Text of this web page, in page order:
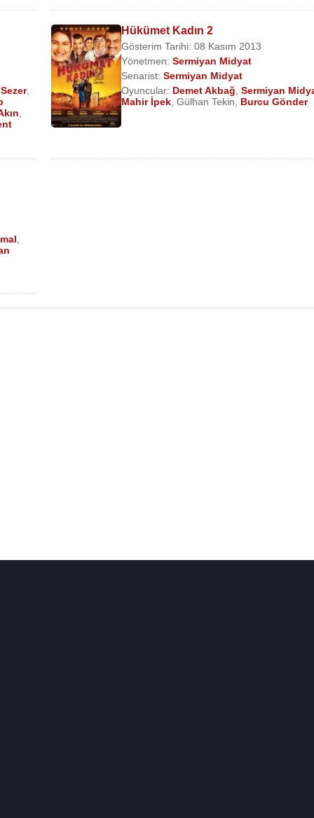
,
Hükümet Kadın 2
Gösterim Tarihi: 08 Kasım 2013
Yönetmen:Sermiyan Midyat
Senarist:Sermiyan Midyat
Oyuncular: Demet Akbağ ,Sermiyan
Mahir İpek ,Gülhan Tekin Burcu Gönder